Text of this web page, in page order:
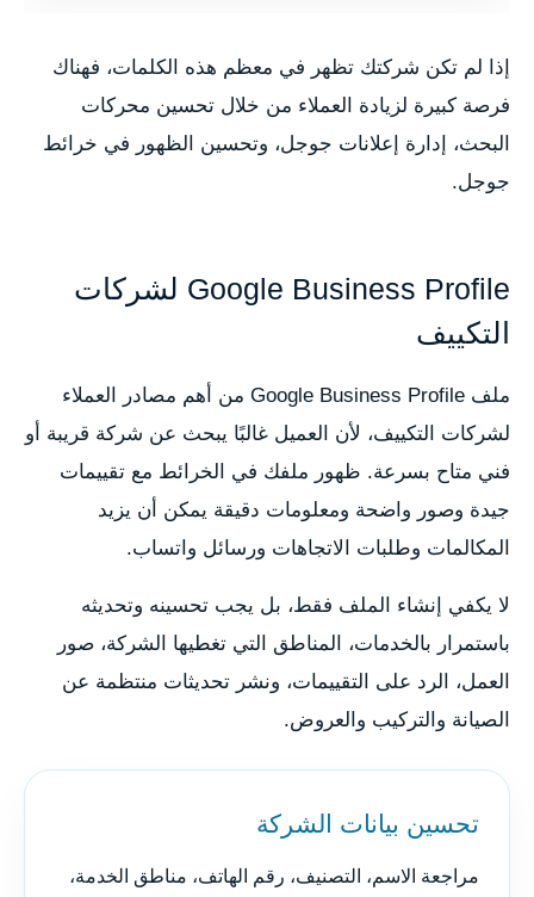
إذا لم تكن شركتك تظهر في معظم هذه الكلمات، فهناك
فرصة كبيرة لزيادة العملاء من خلال تحسين محركات
البحث، إدارة إعلانات جوجل، وتحسين الظهور في خرائط
جوجل.
Google Business Profile لشركات
التكييف
ملف Google Business Profile من أهم مصادر العملاء
لشركات التكييف، لأن العميل غالبًا يبحث عن شركة قريبة أو
فني متاح بسرعة. ظهور ملفك في الخرائط مع تقييمات
جيدة وصور واضحة ومعلومات دقيقة يمكن أن يزيد
المكالمات وطلبات الاتجاهات ورسائل واتساب.
لا يكفي إنشاء الملف فقط، بل يجب تحسينه وتحديثه
باستمرار بالخدمات، المناطق التي تغطيها الشركة، صور
العمل، الرد على التقييمات، ونشر تحديثات منتظمة عن
الصيانة والتركيب والعروض.
تحسين بيانات الشركة
مراجعة الاسم، التصنيف، رقم الهاتف، مناطق الخدمة،